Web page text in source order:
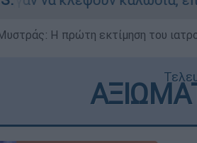
Η πρώτη εκτίμηση του